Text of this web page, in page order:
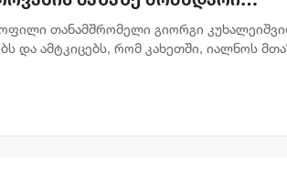
რომელიც
თანამშრომელი გიორგი
და ამტკიცებს, რომ კახეთში, იალნოს